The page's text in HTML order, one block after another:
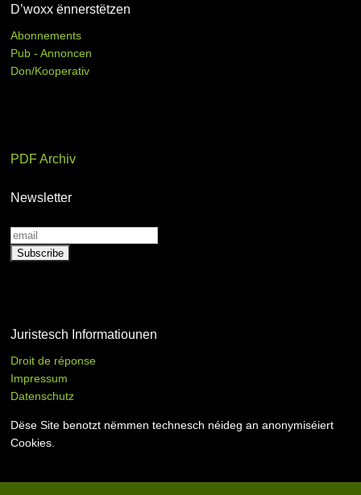
D’woxx ënnerstëtzen
Abonnements
Pub - Annoncen
Don/Kooperativ
PDF Archiv
Newsletter
Juristesch Informatiounen
Droit de réponse
Impressum
Datenschutz
Dëse Site benotzt nëmmen technesch néideg an anonymiséiert
Cookies.